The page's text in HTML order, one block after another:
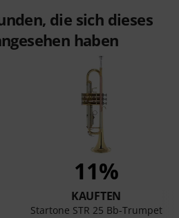
die sich dieses
haben
11%
KAUFTEN
Startone STR 25 Bb-Trumpet